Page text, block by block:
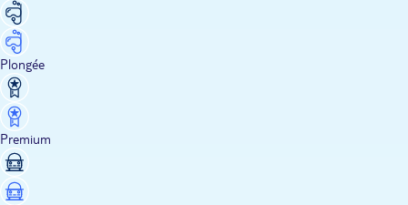
Plongée
Premium